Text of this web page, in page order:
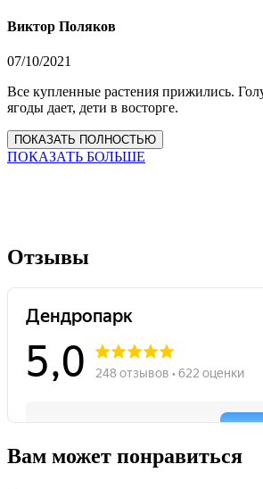
Виктор Поляков
07/10/2021
Все купленные растения прижились.
ягоды дает, дети в восторге.
ПОКАЗАТЬ ПОЛНОСТЬЮ
ПОКАЗАТЬ БОЛЬШЕ
Отзывы
Вам может понравиться